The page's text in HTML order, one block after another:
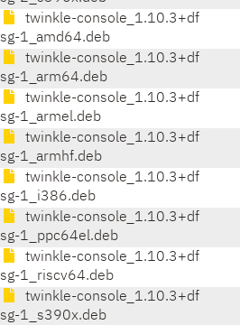
twinkle-console_1.10.3+df
sg-1_amd64.deb
twinkle-console_1.10.3+df
sg-1_arm64.deb
twinkle-console_1.10.3+df
sg-1_armel.deb
twinkle-console_1.10.3+df
sg-1_armhf.deb
twinkle-console_1.10.3+df
sg-1_i386.deb
twinkle-console_1.10.3+df
sg-1_ppc64el.deb
twinkle-console_1.10.3+df
sg-1_riscv64.deb
twinkle-console_1.10.3+df
sg-1_s390x.deb